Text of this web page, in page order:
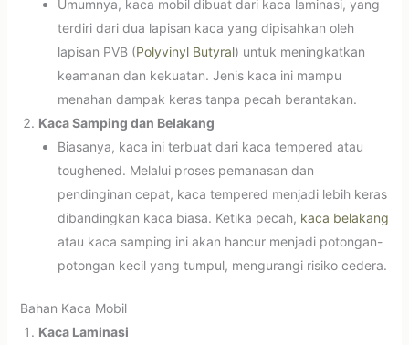
Umumnya, kaca mobil dibuat dari kaca laminasi, yang
terdiri dari dua lapisan kaca yang dipisahkan oleh
lapisan PVB (Polyvinyl Butyral) untuk meningkatkan
keamanan dan kekuatan. Jenis kaca ini mampu
menahan dampak keras tanpa pecah berantakan.
Kaca Samping dan Belakang
Biasanya, kaca ini terbuat dari kaca tempered atau
toughened. Melalui proses pemanasan dan
pendinginan cepat, kaca tempered menjadi lebih keras
dibandingkan kaca biasa. Ketika pecah, kaca belakang
atau kaca samping ini akan hancur menjadi potongan-
potongan kecil yang tumpul, mengurangi risiko cedera.
Bahan Kaca Mobil
Kaca Laminasi